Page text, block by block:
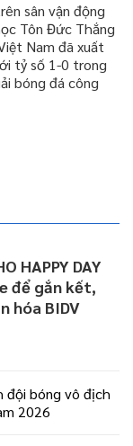
sân vận động
Tôn Đức Thắng
Nam đã xuất
tỷ số 1-0 trong
bóng đá công
HAPPY DAY
để gắn kết,
hóa BIDV
đội bóng vô địch
2026